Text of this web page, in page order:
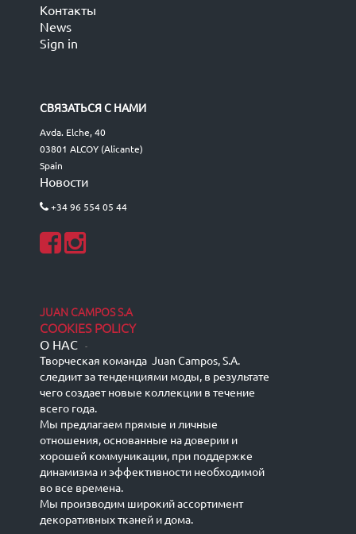
Контакты
News
Sign in
СВЯЗАТЬСЯ С НАМИ
Avda. Elche, 40
03801 ALCOY (Alicante)
Spain
Новости
+34 96 554 05 44
JUAN CAMPOS S.A
COOKIES POLICY
О НАС -
Творческая команда Juan Campos, S.A.
следиит за тенденциями моды, в результате
чего создает новые коллекции в течение
всего года.
Мы предлагаем прямые и личные
отношения, основанные на доверии и
хорошей коммуникации, при поддержке
динамизма и эффективности необходимой
во все времена.
Мы производим широкий ассортимент
декоративных тканей и дома.